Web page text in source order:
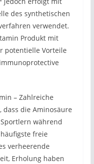
des synthetischen
verwendet.
Produkt mit
potentielle Vorteile
– Zahlreiche
dass die Aminosäure
während
freie
verheerende
Erholung haben